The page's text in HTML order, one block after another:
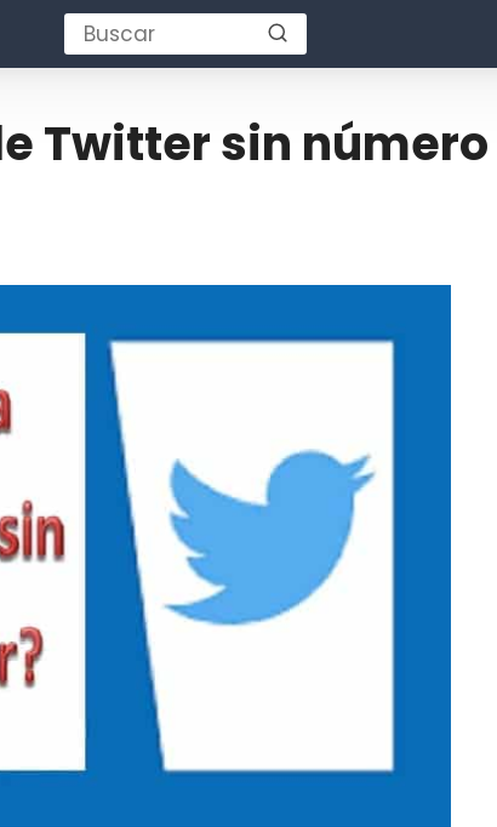
Twitter sin número